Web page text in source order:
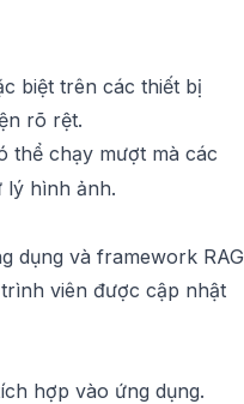
biệt trên các thiết bị
rõ rệt.
thể chạy mượt mà các
lý hình ảnh.
dụng và framework RAG
viên được cập nhật
hợp vào ứng dụng.